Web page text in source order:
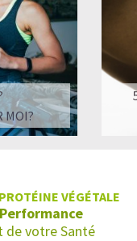
MOI?
PROTÉINE VÉGÉTALE
de votre Santé